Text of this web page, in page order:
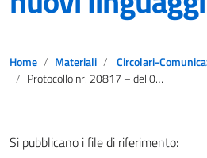
Home Materiali
Circolari-
Protocollo nr: 20817 – del 03/09/2021 – AOODGOSV – D.G. per gli ordinamenti scolastici e la valutazione del S.N.I. Trasmissione decreto ministeriale del 27 luglio 2021, n. 232, attuativo dell’articolo 1, commi 510 e 511, della legge 30 dicembre 2020, n. 178, concernente “Ampliamento dell’offerta formativa dei licei musicali attraverso l’attivazione di corsi a indirizzo jazzistico e nei nuovi linguaggi musicali “.
Si pubblicano i file di riferimento: